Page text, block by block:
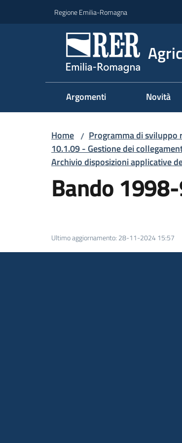
Regione Emilia-Romagna
Argomenti Novità
Home / Programma di
10.1.09 - Gestione dei
Archivio disposizioni applicative
Bando
Ultimo aggiornamento: 28-11-2024 15:57